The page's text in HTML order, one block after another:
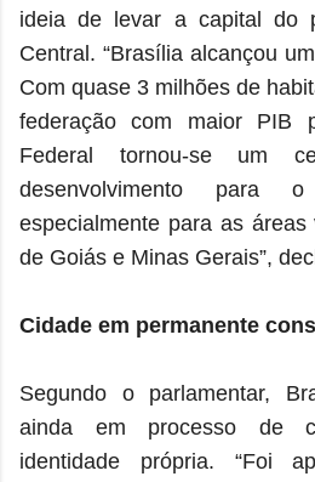
ideia de levar a capital do
Central. “Brasília alcançou
Com quase 3 milhões de
federação com maior PIB
Federal tornou-se um
desenvolvimento para
especialmente para as
de Goiás e Minas Gerais”,
Cidade em permanente
Segundo o parlamentar,
ainda em processo de
identidade própria. “Foi